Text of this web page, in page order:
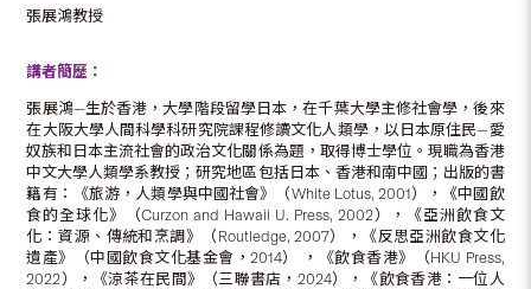
張展鴻教授
講者簡歷：
張展鴻—生於香港，大學階段留學日本，在千葉大學主修社會學，後來
在大阪大學人間科學科研究院課程修讀文化人類學，以日本原住民—愛
奴族和日本主流社會的政治文化關係為題，取得博士學位。現職為香港
中文大學人類學系教授；研究地區包括日本、香港和南中國；出版的書
籍有：《旅游，人類學與中國社會》（White Lotus, 2001），《中國飲
食的全球化》（Curzon and Hawaii U. Press, 2002），《亞洲飲食文
化：資源、傳統和烹調》（Routledge, 2007），《反思亞洲飲食文化
遺產》（中國飲食文化基金會，2014） ，《飲食香港》（HKU Press,
2022），《涼茶在民間》（三聯書店，2024），《飲食香港：一位人